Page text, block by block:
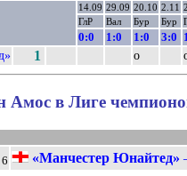
14.09 29.09 20.10 2.11
ГлР
Вал Бур Бур
0:0 1:0 1:0 3:0
1 о
Амос в Лиге
6 «Манчестер Юнайтед»